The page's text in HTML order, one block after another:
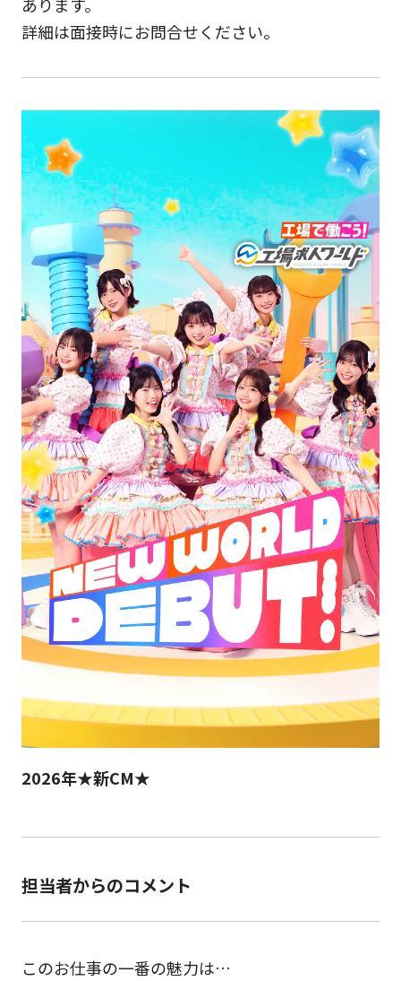
詳細は面接時にお問合せください。
2026年★新CM★
担当者からのコメント
このお仕事の一番の魅力は…